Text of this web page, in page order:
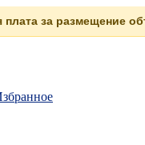
за размещение